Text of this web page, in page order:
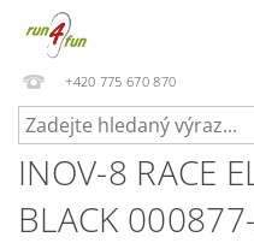
+420 775 670 870
INOV-8 RACE
BLACK